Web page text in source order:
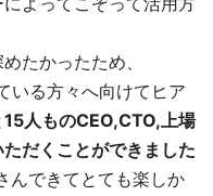
たかったため、
いる方々へ向けてヒア
15人ものCEO,CTO,上場
だくことができました
んできてとても楽しか